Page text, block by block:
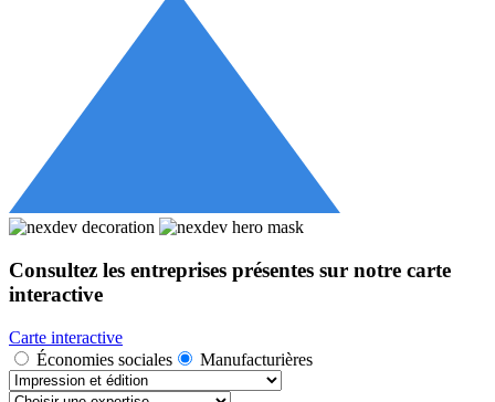
Consultez les entreprises présentes sur notre carte
interactive
Carte interactive
Économies sociales
Manufacturières